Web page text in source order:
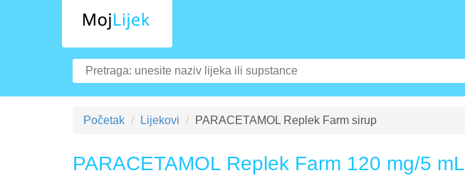
Početak Lijekovi PARACETAMOL Replek Farm sirup
PARACETAMOL Replek Farm 120 mg/5 mL